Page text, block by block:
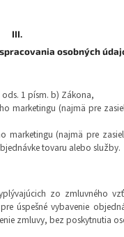
III.
osobných
1 písm. b) Zákona,
marketingu (najmä pre
marketingu (najmä pre
tovaru alebo služby.
zo zmluvného
úspešné vybavenie
zmluvy, bez poskytnutia